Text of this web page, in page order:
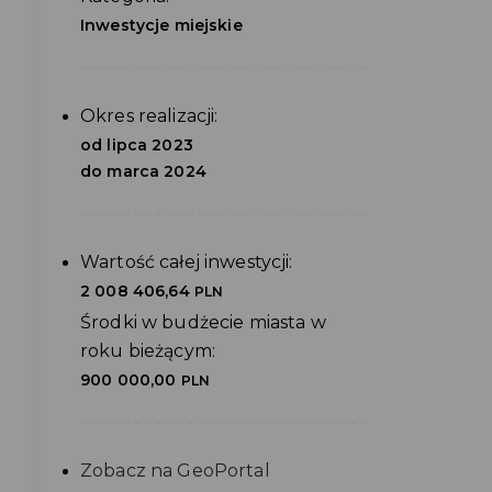
Inwestycje miejskie
Okres realizacji:
od lipca 2023
do marca 2024
Wartość całej inwestycji:
2 008 406,64 PLN
Środki w budżecie miasta w
roku bieżącym:
900 000,00 PLN
Zobacz na GeoPortal